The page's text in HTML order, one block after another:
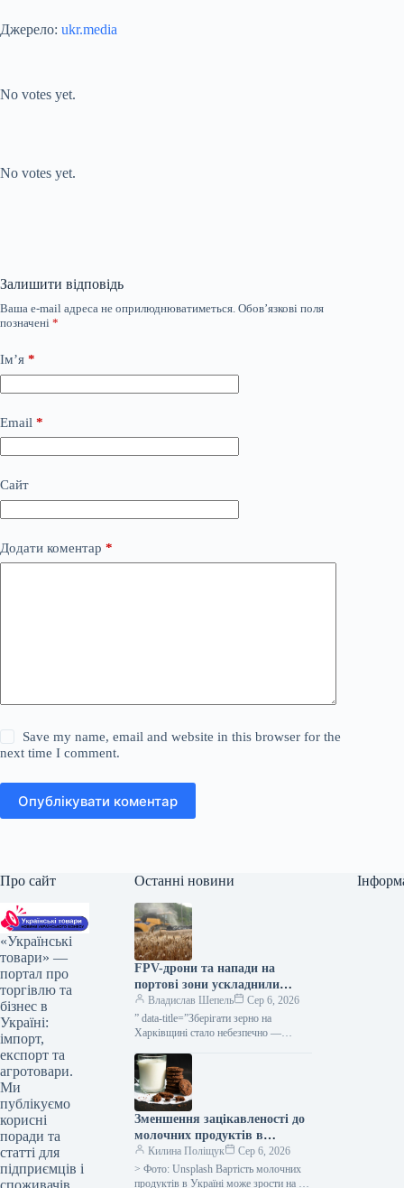
Джерело: ukr.media
No votes yet.
No votes yet.
Залишити відповідь
Ваша e-mail адреса не оприлюднюватиметься. Обов’язкові поля
позначені *
Ім’я *
Email *
Сайт
Додати коментар *
Save my name, email and website in this browser for the
next time I comment.
Опублікувати коментар
Про сайт
«Українські
товари» —
портал про
торгівлю та
бізнес в
Україні:
імпорт,
експорт та
агротовари.
Ми
публікуємо
корисні
поради та
статті для
підприємців і
Останні новини
FPV-дрони та напади на
портові зони ускладнили
діяльність сільгоспвиробників
Харківської області —
КУРКУЛЬ
Владислав Шепель
Сер 6, 2026
” data-title=”Зберігати зерно на
Харківщині стало небезпечно —
url=”https://kurkul.com/news/41851-
zberigati-zerno-na-harkivschini-stalo-
nebezpechno–fermer”> Зберігати
врожай на Харківщині стало
ризиковано — аграрій 5 серпня…
Зменшення зацікавленості до
молочних продуктів в
Україні, восени ймовірне
підвищення вартості на 5-
10% – АВМ
Килина Поліщук
Сер 6, 2026
> Фото: Unsplash Вартість молочних
продуктів в Україні може зрости на 5-